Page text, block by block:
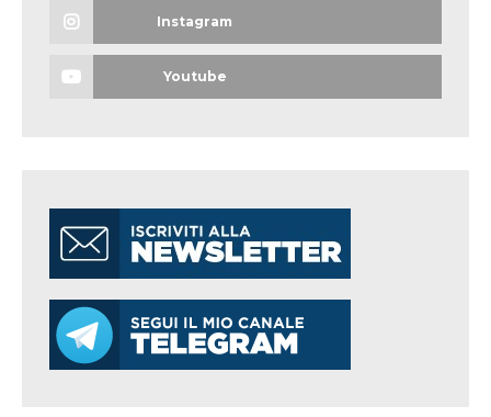
Instagram
Youtube